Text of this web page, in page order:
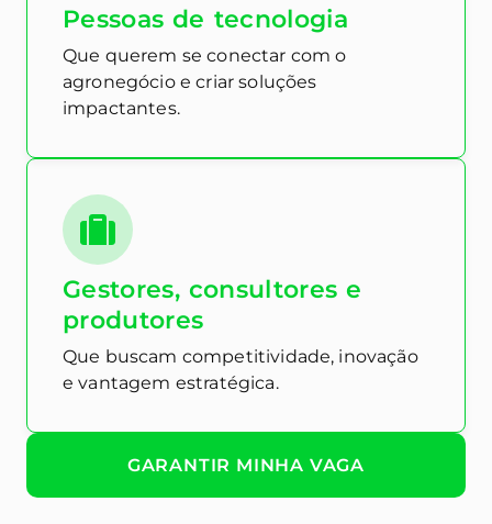
Pessoas de tecnologia
Que querem se conectar com o
agronegócio e criar soluções
impactantes.
Gestores, consultores e
produtores
Que buscam competitividade, inovação
e vantagem estratégica.
GARANTIR MINHA VAGA